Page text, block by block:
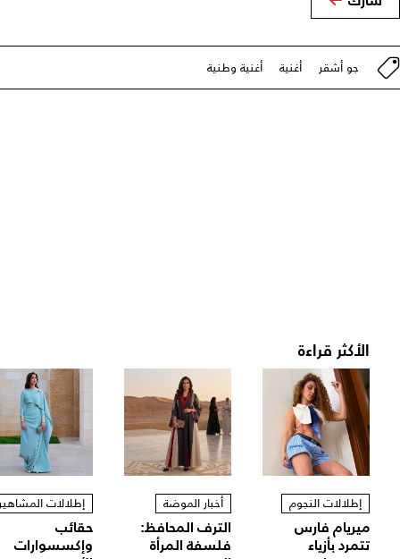
جو أشقر أغنية أغنية وطنية
الأكثر قراءة
إطلالات النجوم
ميريام فارس
تتمرد بأزياء
أخبار الموضة
الترف المحافظ:
فلسفة المرأة
إطلالات
حقائب
وإكسسوارات